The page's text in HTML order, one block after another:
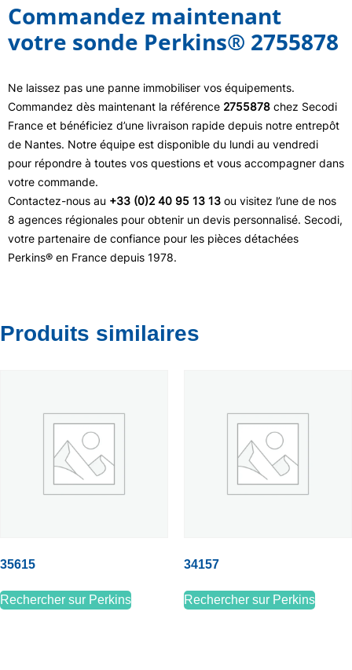
Commandez maintenant
votre sonde Perkins® 2755878
Ne laissez pas une panne immobiliser vos équipements.
Commandez dès maintenant la référence 2755878 chez Secodi
France et bénéficiez d’une livraison rapide depuis notre entrepôt
de Nantes. Notre équipe est disponible du lundi au vendredi
pour répondre à toutes vos questions et vous accompagner dans
votre commande.
Contactez-nous au +33 (0)2 40 95 13 13 ou visitez l’une de nos
8 agences régionales pour obtenir un devis personnalisé. Secodi,
votre partenaire de confiance pour les pièces détachées
Perkins® en France depuis 1978.
Produits similaires
35615
Rechercher sur Perkins
34157
Rechercher sur Perkins